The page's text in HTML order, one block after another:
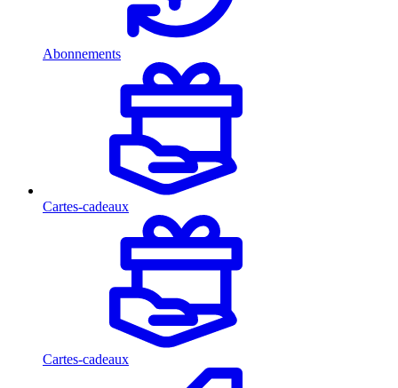
Abonnements
Cartes-cadeaux
Cartes-cadeaux